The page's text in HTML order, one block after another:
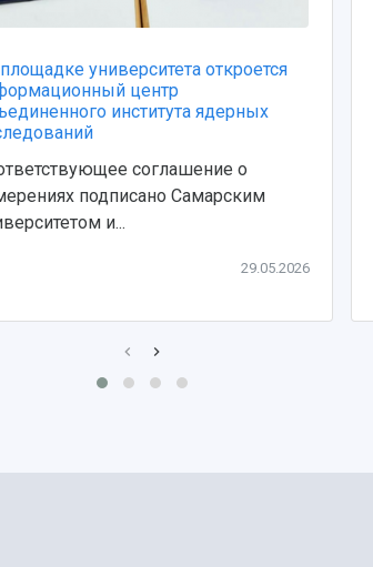
университета откроется
центр
института ядерных
соглашение о
подписано Самарским
и...
29.05.2026